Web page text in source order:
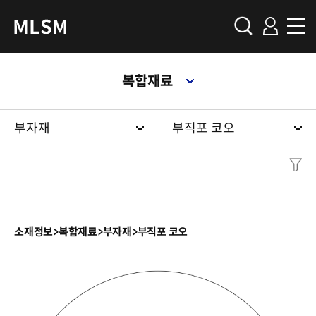
복합재료
부자재 부직포 코오
소재정보>복합재료>부자재>부직포 코오